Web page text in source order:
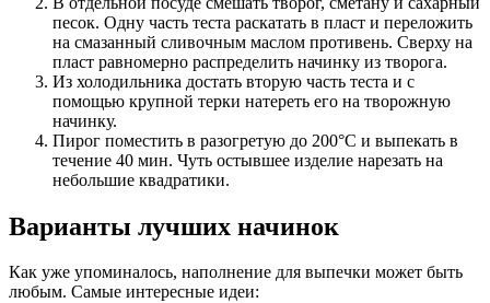
песок. Одну часть теста раскатать в пласт и переложить
на смазанный сливочным маслом противень. Сверху на
пласт равномерно распределить начинку из творога.
Из холодильника достать вторую часть теста и с
помощью крупной терки натереть его на творожную
начинку.
Пирог поместить в разогретую до 200°C и выпекать в
течение 40 мин. Чуть остывшее изделие нарезать на
небольшие квадратики.
Варианты лучших начинок
Как уже упоминалось, наполнение для выпечки может быть
любым. Самые интересные идеи: